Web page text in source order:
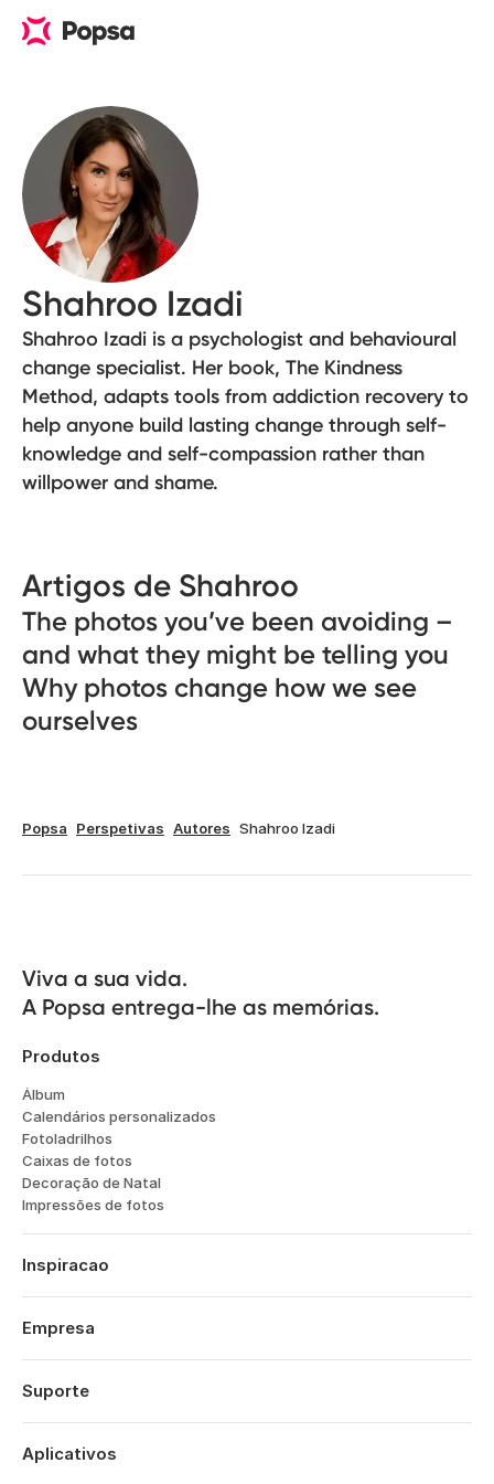
Shahroo Izadi
Shahroo Izadi is a psychologist and behavioural
change specialist. Her book, The Kindness
Method, adapts tools from addiction recovery to
help anyone build lasting change through self-
knowledge and self-compassion rather than
willpower and shame.
Artigos de Shahroo
The photos you’ve been avoiding –
and what they might be telling you
Why photos change how we see
ourselves
Popsa Perspetivas Autores Shahroo Izadi
Viva a sua vida.
A Popsa entrega-lhe as memórias.
Produtos
Álbum
Calendários personalizados
Fotoladrilhos
Caixas de fotos
Decoração de Natal
Impressões de fotos
Inspiracao
Viagens
Casamentos
Aniversários
Sao Valentim
Empresa
Sobre
Características
Affiliates
Suporte
Iniciar sessão
Histórico de encomendas
Aplicativos